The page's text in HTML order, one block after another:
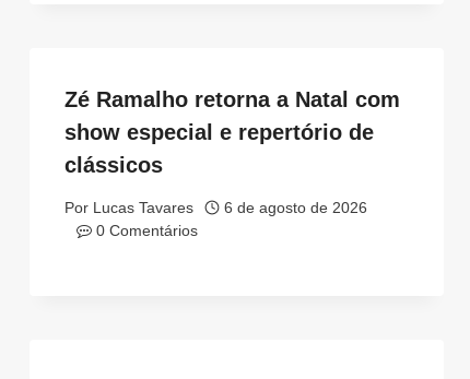
Zé Ramalho retorna a Natal com
show especial e repertório de
clássicos
Por Lucas Tavares
6 de agosto de 2026
0 Comentários